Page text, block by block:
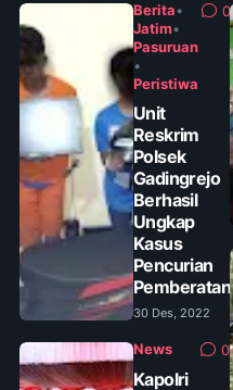
Berita•
Jatim•
Pasuruan
•
Peristiwa
0
Unit
Reskrim
Polsek
Gadingrejo
Berhasil
Ungkap
Kasus
Pencurian
Pemberatan
30 Des, 2022
News 0
Kapolri